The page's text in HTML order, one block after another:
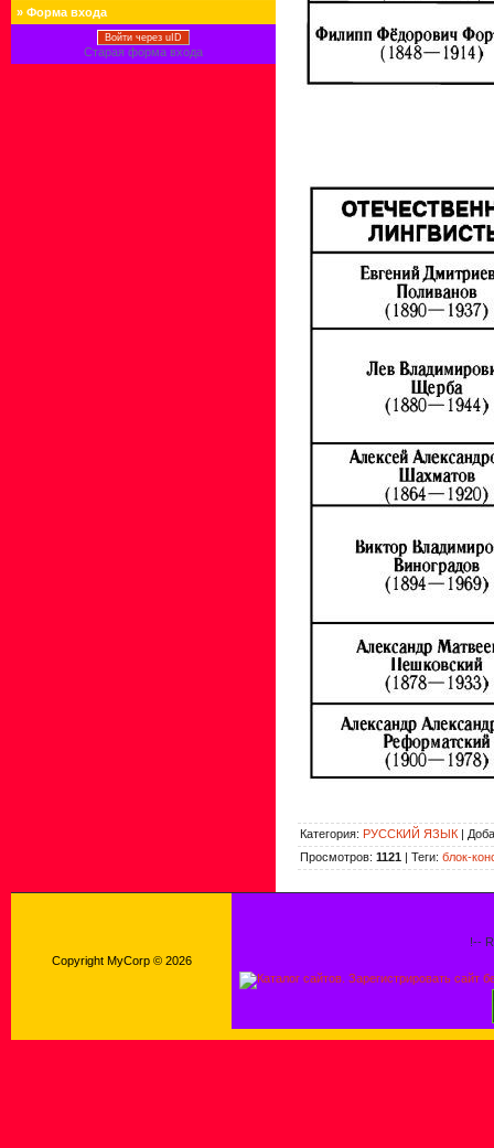
» Форма входа
Войти через uID
Старая форма входа
Категория: РУССКИЙ ЯЗЫК |
Просмотров: 1121 | Теги: блок-
Copyright MyCorp © 2026
!--